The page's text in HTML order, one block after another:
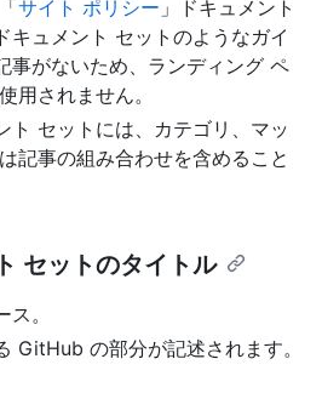
サイト ポリシー 」ドキュメント
キュメント セットのようなガイ
事がないため、ランディング ペ
用されません。
ト セットには、カテゴリ、マッ
記事の組み合わせを含めること
セットのタイトル
。
GitHub の部分が記述されます。